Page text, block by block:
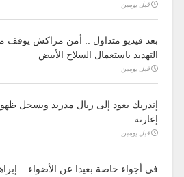
قبل يومين
بعد فيديو متداول .. أمن مراكش
التهديد باستعمال السلاح الأبيض
قبل يومين
إندريك يعود إلى ريال مدريد ويسجل
إعارته
قبل يومين
في أجواء خاصة بعيدا عن الأضواء ..